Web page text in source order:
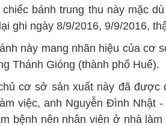
bánh trung thu này mặc
ghi ngày 8/9/2016, 9/9/2016,
này mang nhãn hiệu của cơ
Thánh Gióng (thành phố Huế).
cơ sở sản xuất này đã được
việc, anh Nguyễn Đình Nhật
bệnh nên nhân viên ở nhà